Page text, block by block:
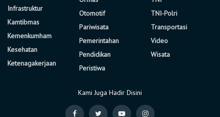
Infrastruktur
Kamtibmas
Kemenkumham
Kesehatan
Ketenagakerjaan
Otomotif
Pariwisata
Pemerintahan
Pendidikan
Peristiwa
TNI-Polri
Transportasi
Video
Wisata
Kami Juga Hadir Disini